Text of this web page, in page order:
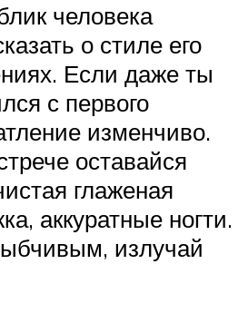
человека
о стиле его
Если даже ты
с первого
изменчиво.
оставайся
глаженая
аккуратные ногти.
излучай